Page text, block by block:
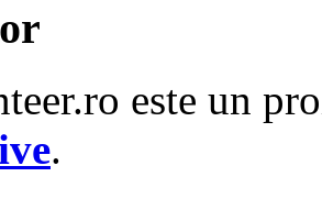
este un
.